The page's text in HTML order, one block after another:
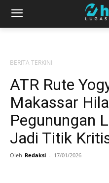
BERITA TERKINI
ATR Rute
Makassar
Pegunungan
Jadi Titik
Oleh Redaksi - 17/01/2026